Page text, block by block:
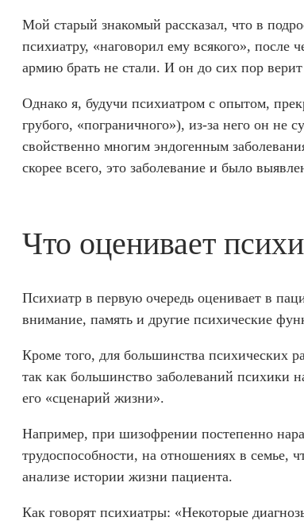
Мой старый знакомый рассказал, что в
психиатру, «наговорил ему всякого»,
армию брать не стали. И он до сих пор
Однако я, будучи психиатром с опытом,
грубого, «пограничного»), из-за него он не
свойственно многим эндогенным
скорее всего, это заболевание и было
Что оценивает
Психиатр в первую очередь оценивает в
внимание, память и другие психические
Кроме того, для большинства психических
так как большинство заболеваний психики
его «сценарий жизни».
Например, при шизофрении постепенно
трудоспособности, на отношениях в семье,
анализе истории жизни пациента.
Как говорят психиатры: «Некоторые